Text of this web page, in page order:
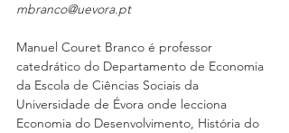
mbranco@uevora.pt
Manuel Couret Branco é professor
catedrático do Departamento de Economia
da Escola de Ciências Sociais da
Universidade de Évora onde lecciona
Economia do Desenvolvimento, História do